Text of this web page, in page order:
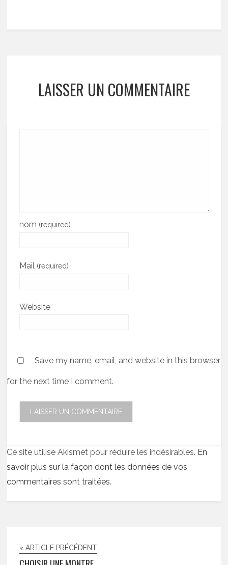
LAISSER UN COMMENTAIRE
nom (required)
Mail (required)
Website
Save my name, email, and website in this browser
for the next time I comment.
Ce site utilise Akismet pour réduire les indésirables. En
savoir plus sur la façon dont les données de vos
commentaires sont traitées.
« ARTICLE PRÉCÉDENT